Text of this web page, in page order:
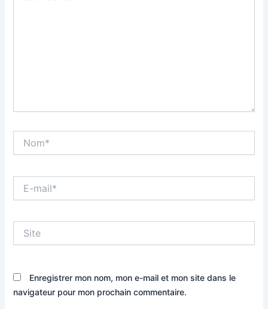
mail*
Enregistrer mon nom, mon e-mail et mon site dans le
navigateur pour mon prochain commentaire.